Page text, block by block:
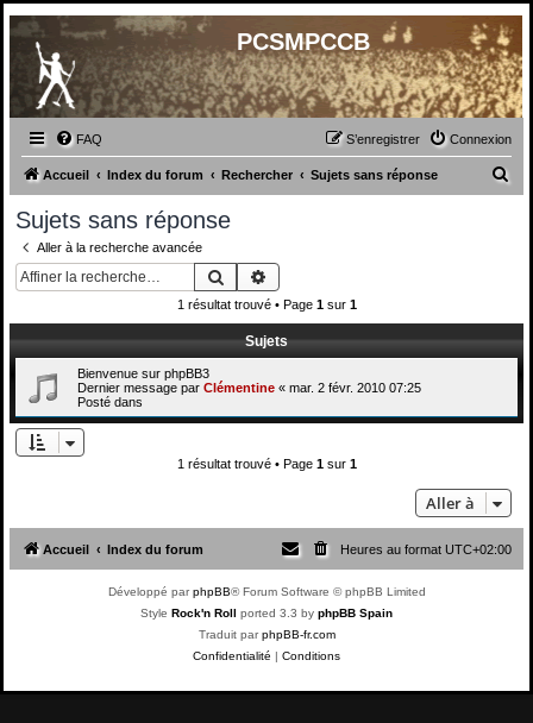
PCSMPCCB
FAQ Connexion
S’enregistrer
Accueil Index du forum Rechercher Sujets sans réponse
Sujets sans réponse
Aller à la recherche avancée
Rechercher
1 résultat trouvé • Page 1sur 1
Sujets
Bienvenue sur phpBB3
Dernier message par Clémentine « mar. 2 févr. 2010 07:25
Posté dans
1 résultat trouvé • Page 1sur 1
Aller à
Accueil Index du forum Heures au format UTC+02:00
Développé parphpBB® Forum Software © phpBB Limited
Style Rock'n Roll ported 3.3 by phpBB Spain
Traduit parphpBB-fr.com
Confidentialité | Conditions